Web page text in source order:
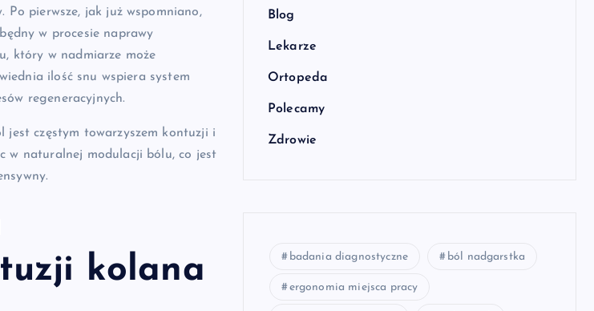
Po pierwsze, jak już wspomniano,
w procesie naprawy
który w nadmiarze może
ilość snu wspiera system
regeneracyjnych.
jest częstym towarzyszem kontuzji i
w naturalnej modulacji bólu, co jest
kolana
Blog
Lekarze
Ortopeda
Polecamy
Zdrowie
badania diagnostyczne ból nadgarstka
ergonomia miejsca pracy